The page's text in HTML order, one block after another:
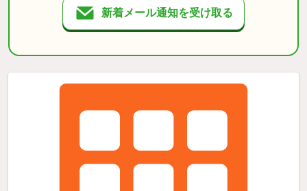
新着メール通知を受け取る